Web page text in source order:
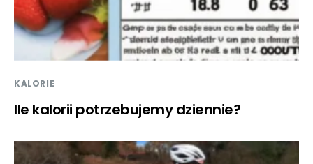
KALORIE
Ile kalorii potrzebujemy dziennie?